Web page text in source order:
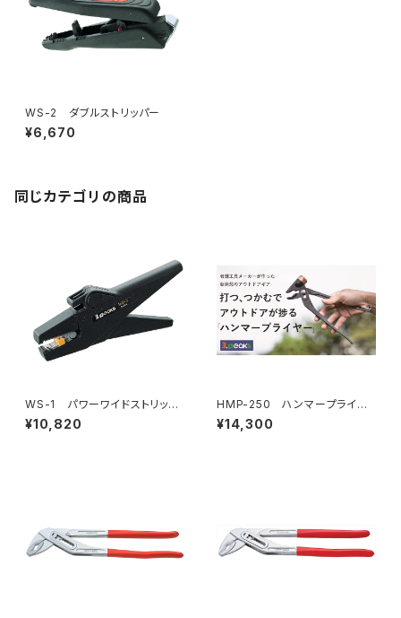
WS-2 ダブルストリッパー
¥6,670
同じカテゴリの商品
WS-1 パワーワイドストリッパ
ー
¥10,820
HMP-250 ハンマープライヤ
ー
¥14,300